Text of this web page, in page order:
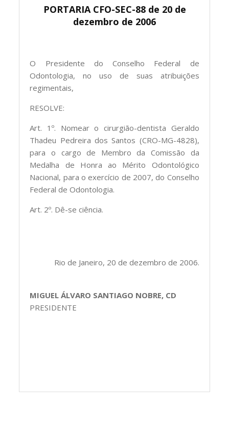
PORTARIA CFO-SEC-88 de 20 de
dezembro de 2006
O Presidente do Conselho Federal de
Odontologia, no uso de suas atribuições
regimentais,
RESOLVE:
Art. 1º. Nomear o cirurgião-dentista Geraldo
Thadeu Pedreira dos Santos (CRO-MG-4828),
para o cargo de Membro da Comissão da
Medalha de Honra ao Mérito Odontológico
Nacional, para o exercício de 2007, do Conselho
Federal de Odontologia.
Art. 2º. Dê-se ciência.
Rio de Janeiro, 20 de dezembro de 2006.
MIGUEL ÁLVARO SANTIAGO NOBRE, CD
PRESIDENTE